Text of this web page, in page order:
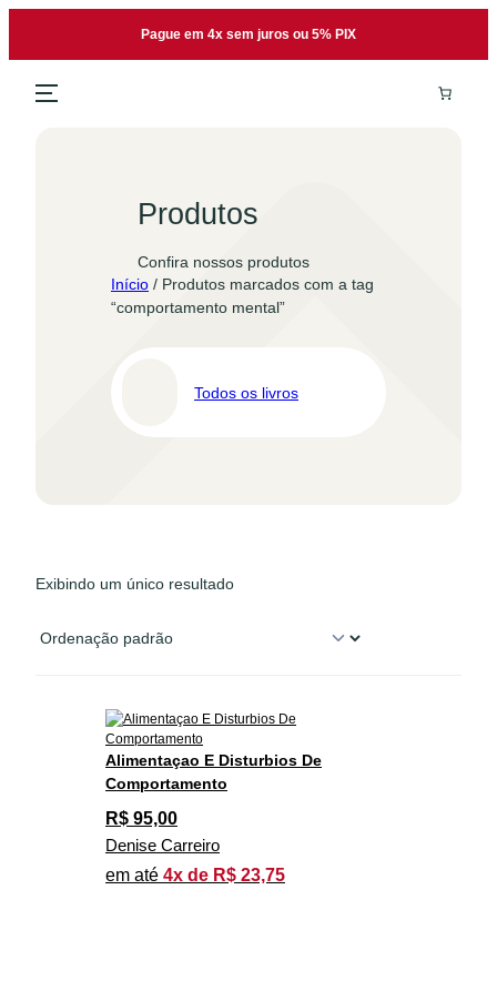
o
Pague em 4x sem juros ou 5% PIX
Produtos
Confira nossos produtos
Início / Produtos marcados com a tag
“comportamento mental”
Todos os livros
Exibindo um único resultado
Alimentaçao E Disturbios De
Comportamento
R$ 95,00
Denise Carreiro
em até 4x de R$ 23,75